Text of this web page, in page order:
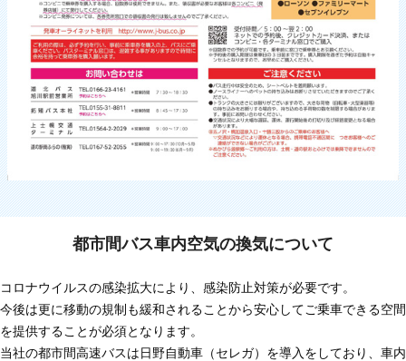
都市間バス車内空気の換気について
コロナウイルスの感染拡大により、感染防止対策が必要です。
今後は更に移動の規制も緩和されることから安心してご乗車できる空間
を提供することが必須となります。
当社の都市間高速バスは日野自動車（セレガ）を導入をしており、車内